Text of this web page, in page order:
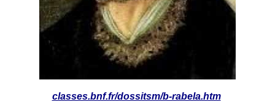
classes.bnf.fr/dossitsm/b-rabela.htm